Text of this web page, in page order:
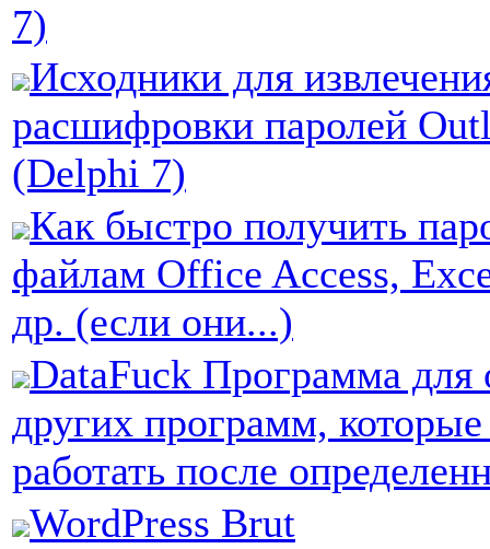
7)
Исходники для
расшифровки паролей
(Delphi 7)
Как быстро получить
файлам Office Access,
др. (если они...)
DataFuck Программа для
других программ, которые
работать после
WordPress Brut